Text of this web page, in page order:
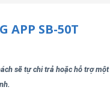
APP SB-50T
sẽ tự chi trả hoặc hỗ trợ một